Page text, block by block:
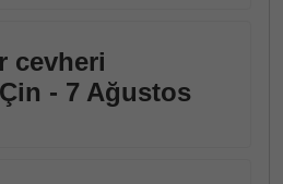
cevheri
- 7 Ağustos